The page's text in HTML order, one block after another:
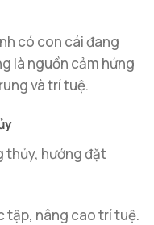
có con cái đang
là nguồn cảm hứng
và trí tuệ.
thủy, hướng đặt
tập, nâng cao trí tuệ.